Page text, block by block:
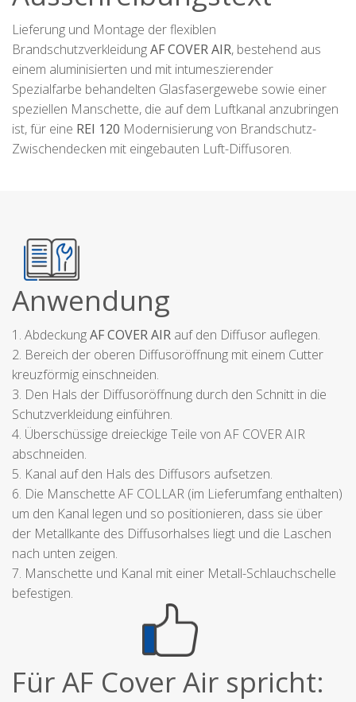
Lieferung und Montage der flexiblen
BrandschutzverkleidungAF COVER AIR, bestehend aus
einem aluminisierten und mit intumeszierender
Spezialfarbe behandelten Glasfasergewebe sowie einer
speziellen Manschette, die auf dem Luftkanal anzubringen
ist, für eine REI 120 Modernisierung von Brandschutz-
Zwischendecken mit eingebauten Luft-Diffusoren.
Anwendung
1. AbdeckungAF COVER AIR auf den Diffusor auflegen.
2. Bereich der oberen Diffusoröffnung mit einem Cutter
kreuzförmig einschneiden.
3. Den Hals der Diffusoröffnung durch den Schnitt in die
Schutzverkleidung einführen.
4. Überschüssige dreieckige Teile von AF COVER AIR
abschneiden.
5. Kanal auf den Hals des Diffusors aufsetzen.
6. Die Manschette AF COLLAR (im Lieferumfang enthalten)
um den Kanal legen und so positionieren, dass sie über
der Metallkante des Diffusorhalses liegt und die Laschen
nach unten zeigen.
7. Manschette und Kanal mit einer Metall-Schlauchschelle
befestigen.
Für AF Cover Air spricht: